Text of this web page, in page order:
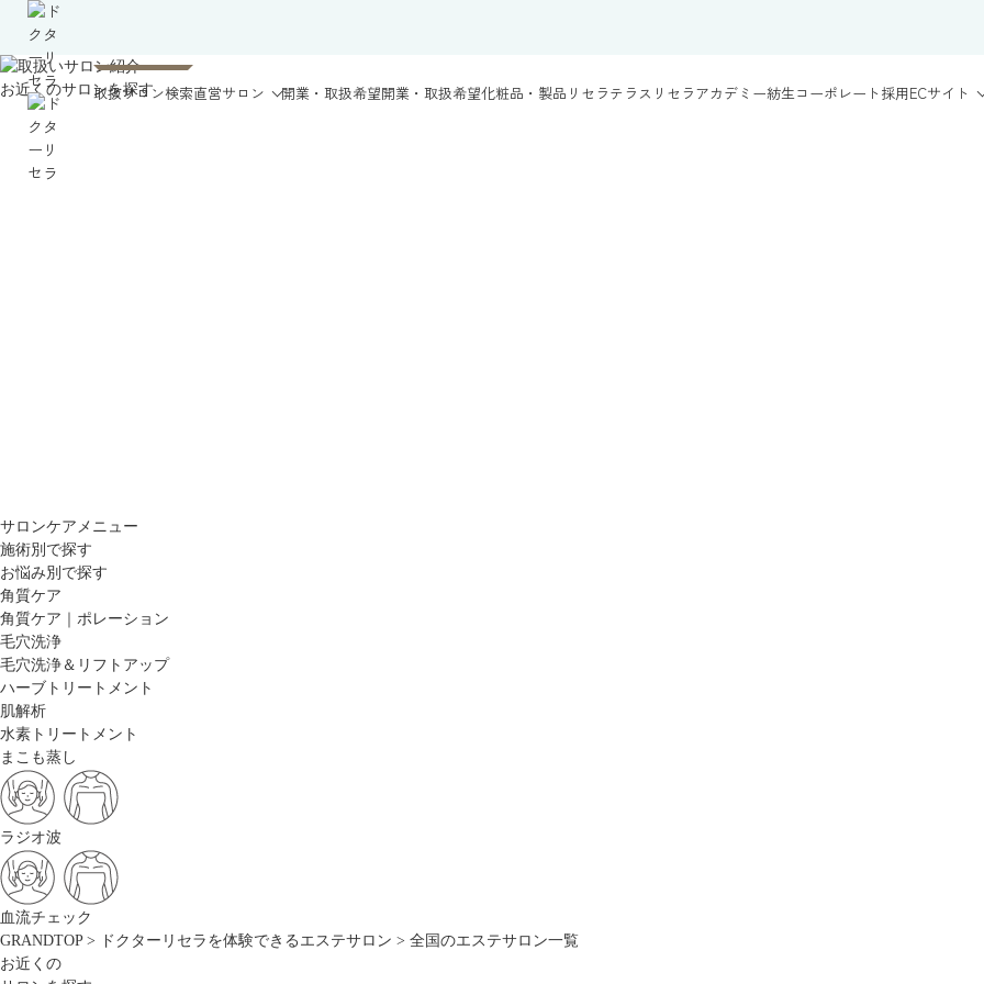
取扱サロン検索直営サロン 開業・取扱希望開業・取扱希望化粧品・製品 リセラテラス リセラアカデミー紡生コーポレート採用ECサイト
お近くのサロンを探す
サロンケアメニュー
施術別で探す
お悩み別で探す
角質ケア
角質ケア｜ポレーション
毛穴洗浄
毛穴洗浄＆リフトアップ
ハーブトリートメント
肌解析
水素トリートメント
まこも蒸し
ラジオ波
血流チェック
GRANDTOP> ドクターリセラを体験できるエステサロン > 全国のエステサロン一覧
お近くの